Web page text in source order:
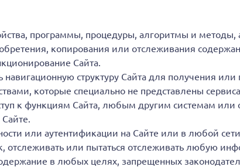
программы, процедуры, алгоритмы и методы,
копирования или отслеживания
Сайта.
структуру Сайта для получения
которые специально не представлены
к функциям Сайта, любым другим системам
или аутентификации на Сайте или в любой
отслеживать или пытаться отслеживать любую
в любых целях, запрещенных